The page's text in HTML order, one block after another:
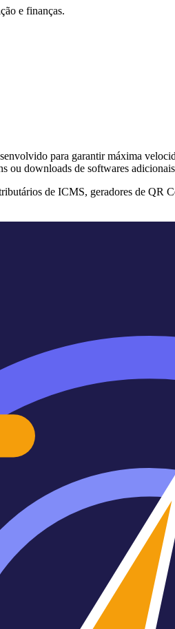
e finanças.
para garantir máxima
ou downloads de softwares
de ICMS, geradores de QR